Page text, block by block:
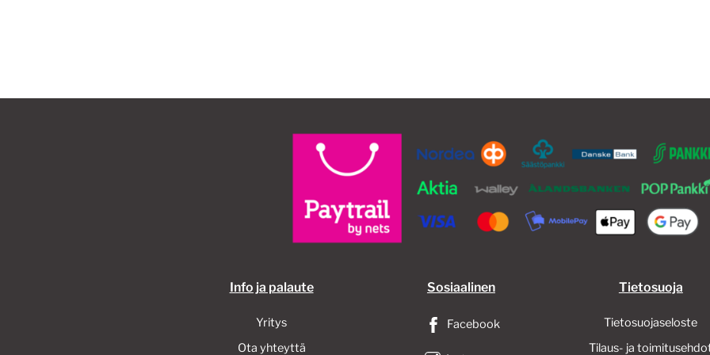
Info ja palaute
Yritys
Ota yhteyttä
Sosiaalinen
Facebook
Tietosuoja
Tietosuojaseloste
Tilaus- ja